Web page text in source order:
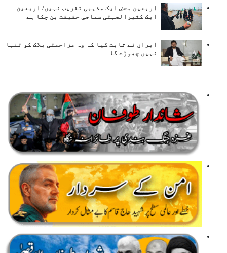
اربعین محض ایک مذہبی تقریب نہیں/ اربعین
ایک کثیرالجہتی سماجی حقیقت بن چکا ہے
ایران نے ثابت کیا کہ وہ مزاحمتی بلاک کو تنہا
نہیں چھوڑے گا